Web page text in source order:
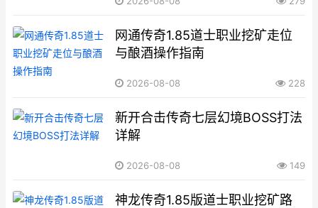
网通传奇1.85道士职业挖矿走位
与酿酒操作指南
2026-08-08 228
新开合击传奇七层幻境BOSS打法
详解
2026-08-08 149
神龙传奇1.85版道士职业挖矿路